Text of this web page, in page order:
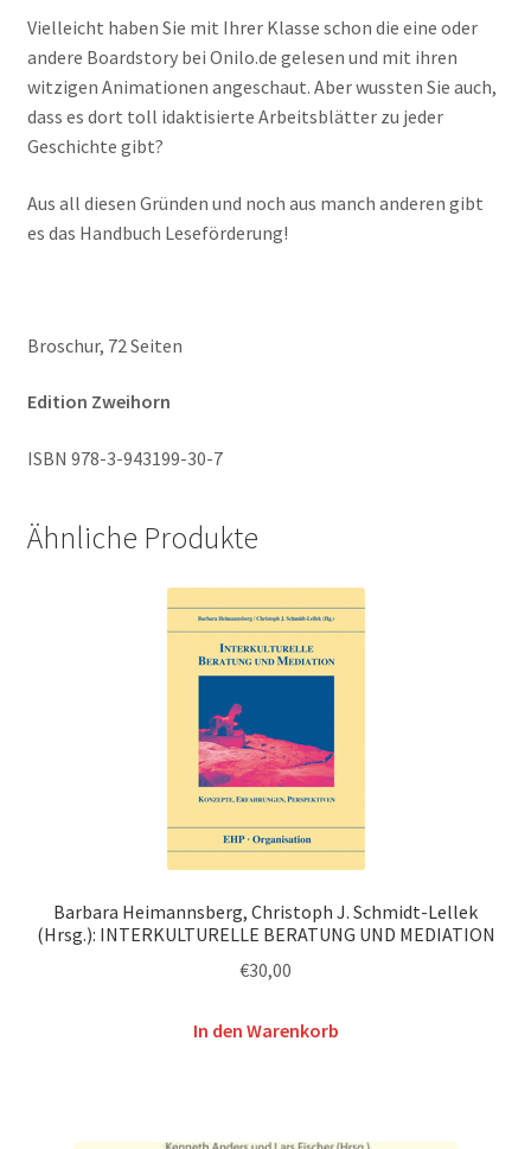
Vielleicht haben Sie mit Ihrer Klasse schon die eine oder
andere Boardstory bei Onilo.de gelesen und mit ihren
witzigen Animationen angeschaut. Aber wussten Sie auch,
dass es dort toll idaktisierte Arbeitsblätter zu jeder
Geschichte gibt?
Aus all diesen Gründen und noch aus manch anderen gibt
es das Handbuch Leseförderung!
Broschur, 72 Seiten
Edition Zweihorn
ISBN 978-3-943199-30-7
Ähnliche Produkte
Barbara Heimannsberg, Christoph J. Schmidt-Lellek
(Hrsg.): INTERKULTURELLE BERATUNG UND MEDIATION
€30,00
In den Warenkorb